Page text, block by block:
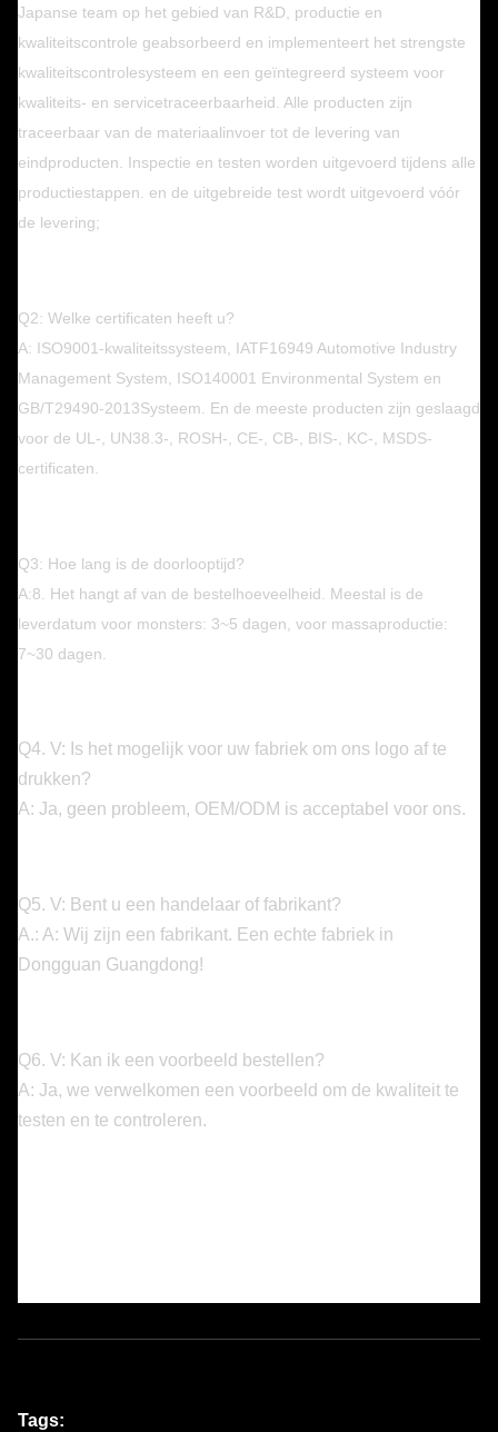
Japanse team op het gebied van R&D, productie en
kwaliteitscontrole geabsorbeerd en implementeert het strengste
kwaliteitscontrolesysteem en een geïntegreerd systeem voor
kwaliteits- en servicetraceerbaarheid. Alle producten zijn
traceerbaar van de materiaalinvoer tot de levering van
eindproducten. Inspectie en testen worden uitgevoerd tijdens alle
productiestappen. en de uitgebreide test wordt uitgevoerd vóór
de levering;
Q2: Welke certificaten heeft u?
A: ISO9001-kwaliteitssysteem, IATF16949 Automotive Industry
Management System, ISO140001 Environmental System en
GB/T29490-2013Systeem. En de meeste producten zijn geslaagd
voor de UL-, UN38.3-, ROSH-, CE-, CB-, BIS-, KC-, MSDS-
certificaten.
Q3: Hoe lang is de doorlooptijd?
A:8. Het hangt af van de bestelhoeveelheid. Meestal is de
leverdatum voor monsters: 3~5 dagen, voor massaproductie:
7~30 dagen.
Q4. V: Is het mogelijk voor uw fabriek om ons logo af te
drukken?
A: Ja, geen probleem, OEM/ODM is acceptabel voor ons.
Q5. V: Bent u een handelaar of fabrikant?
A.: A: Wij zijn een fabrikant. Een echte fabriek in
Dongguan Guangdong!
Q6. V: Kan ik een voorbeeld bestellen?
A: Ja, we verwelkomen een voorbeeld om de kwaliteit te
testen en te controleren.
Tags: